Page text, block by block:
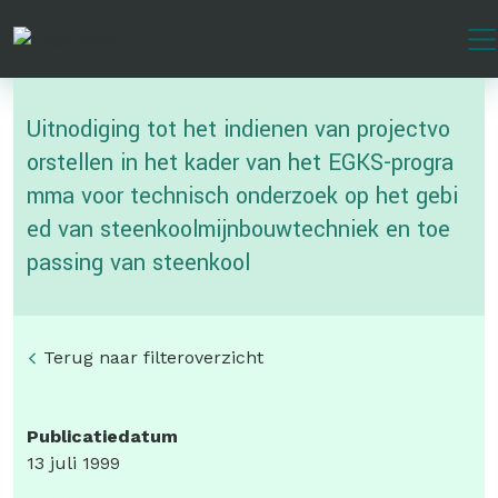
inhoud
gaan
Uitnodiging tot het indienen van projectvo
orstellen in het kader van het EGKS-progra
mma voor technisch onderzoek op het gebi
ed van steenkoolmijnbouwtechniek en toe
passing van steenkool
Terug naar filteroverzicht
Publicatiedatum
13 juli 1999